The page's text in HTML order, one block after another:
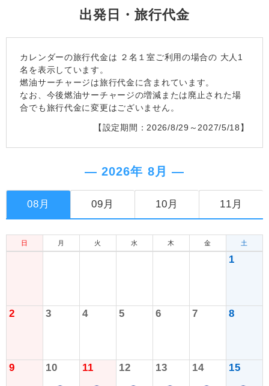
出発日・旅行代金
カレンダーの旅行代金は ２名１室ご利用の場合の 大人1
名を表示しています。
燃油サーチャージは旅行代金に含まれています。
なお、今後燃油サーチャージの増減または廃止された場
合でも旅行代金に変更はございません。
【設定期間：2026/8/29～2027/5/18】
― 2026年 8月 ―
08月 09月 10月 11月
日 月 火 水 木 金 土
1
2 3 4 5 6 7 8
9 10 11 12 13 14 15